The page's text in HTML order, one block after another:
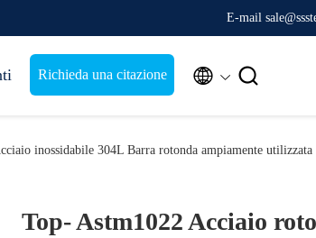
E-mail
Richieda una citazione  
inossidabile 304L Barra rotonda ampiamente utilizzata
Top- Astm1022 Acciaio